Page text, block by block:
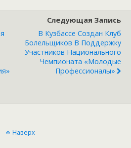
Следующая Запись
В Кузбассе Создан Клуб
Болельщиков В Поддержку
Участников Национального
Чемпионата «Молодые
Профессионалы»
Наверх